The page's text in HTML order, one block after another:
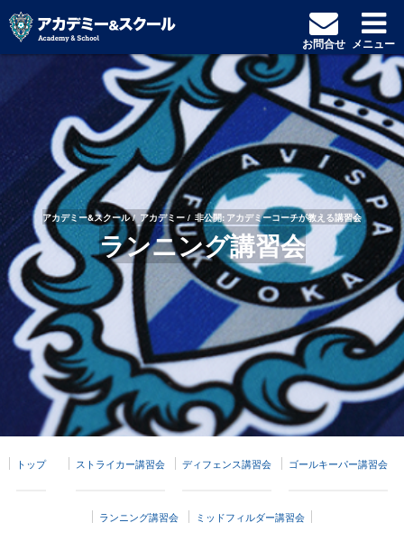
アカデミー&スクール アカデミー 非公開: アカデミーコーチが教える講習会
ランニング講習会
お問合せ メニュー
トップ ストライカー講習会 ディフェンス講習会 ゴールキーパー講習会
ランニング講習会 ミッドフィルダー講習会